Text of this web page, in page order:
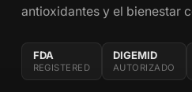
antioxidantes y el bienestar
FDA
REGISTERED
DIGEMID
AUTORIZADO